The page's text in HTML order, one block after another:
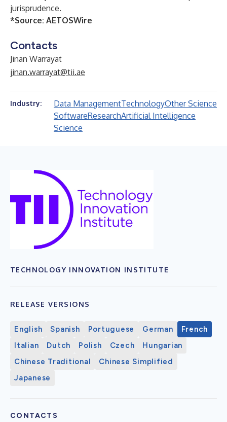
jurisprudence.
*Source: AETOSWire
Contacts
Jinan Warrayat
jinan.warrayat@tii.ae
Industry: Data ManagementTechnologyOther Science
SoftwareResearchArtificial Intelligence
Science
TECHNOLOGY INNOVATION INSTITUTE
RELEASE VERSIONS
English Spanish Portuguese German
French
Italian
Dutch Polish Czech
Hungarian
Chinese Traditional
Chinese Simplified
Japanese
CONTACTS